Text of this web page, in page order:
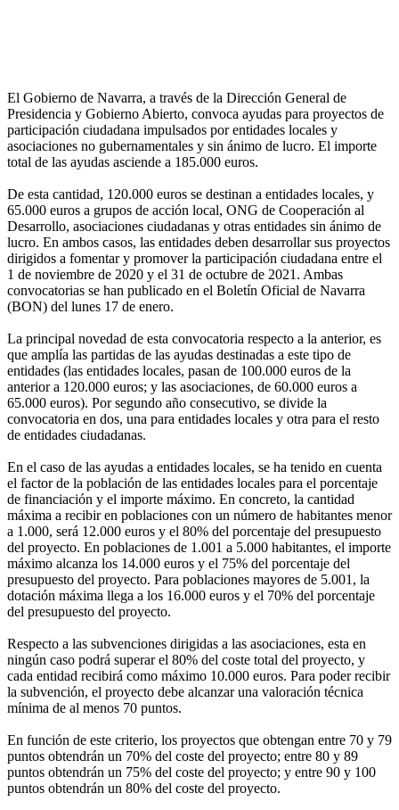
El Gobierno de Navarra, a través de la Dirección General de
Presidencia y Gobierno Abierto, convoca ayudas para proyectos de
participación ciudadana impulsados por entidades locales y
asociaciones no gubernamentales y sin ánimo de lucro. El importe
total de las ayudas asciende a 185.000 euros.
De esta cantidad, 120.000 euros se destinan a entidades locales, y
65.000 euros a grupos de acción local, ONG de Cooperación al
Desarrollo, asociaciones ciudadanas y otras entidades sin ánimo de
lucro. En ambos casos, las entidades deben desarrollar sus proyectos
dirigidos a fomentar y promover la participación ciudadana entre el
1 de noviembre de 2020 y el 31 de octubre de 2021. Ambas
convocatorias se han publicado en el Boletín Oficial de Navarra
(BON) del lunes 17 de enero.
La principal novedad de esta convocatoria respecto a la anterior, es
que amplía las partidas de las ayudas destinadas a este tipo de
entidades (las entidades locales, pasan de 100.000 euros de la
anterior a 120.000 euros; y las asociaciones, de 60.000 euros a
65.000 euros). Por segundo año consecutivo, se divide la
convocatoria en dos, una para entidades locales y otra para el resto
de entidades ciudadanas.
En el caso de las ayudas a entidades locales, se ha tenido en cuenta
el factor de la población de las entidades locales para el porcentaje
de financiación y el importe máximo. En concreto, la cantidad
máxima a recibir en poblaciones con un número de habitantes menor
a 1.000, será 12.000 euros y el 80% del porcentaje del presupuesto
del proyecto. En poblaciones de 1.001 a 5.000 habitantes, el importe
máximo alcanza los 14.000 euros y el 75% del porcentaje del
presupuesto del proyecto. Para poblaciones mayores de 5.001, la
dotación máxima llega a los 16.000 euros y el 70% del porcentaje
del presupuesto del proyecto.
Respecto a las subvenciones dirigidas a las asociaciones, esta en
ningún caso podrá superar el 80% del coste total del proyecto, y
cada entidad recibirá como máximo 10.000 euros. Para poder recibir
la subvención, el proyecto debe alcanzar una valoración técnica
mínima de al menos 70 puntos.
En función de este criterio, los proyectos que obtengan entre 70 y 79
puntos obtendrán un 70% del coste del proyecto; entre 80 y 89
puntos obtendrán un 75% del coste del proyecto; y entre 90 y 100
puntos obtendrán un 80% del coste del proyecto.